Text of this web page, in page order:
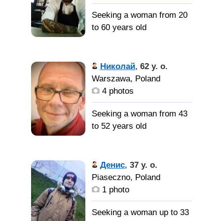
человека, который
разделяет мои интересы
на доверии, уважении и
общении. Я хотел бы
встретить кого-то
честного, искреннего и
преданного. С кем-то, с
кем я могу посмеяться,
Seeking a woman from 20
to 60 years old
дня, хотел бы
познакомится с
интересным человеком
развития событий: )
Николай, 62 y. o.
Warszawa, Poland
4 photos
Seeking a woman from 43
to 52 years old
женщину для серьёзных
отношений Постараюсь
сделать счастливой
Денис, 37 y. o.
Piaseczno, Poland
1 photo
Seeking a woman up to 33